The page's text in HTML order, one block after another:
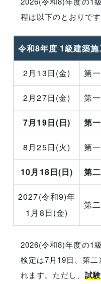
程は以下のとおりです
令和8年度 1級建築
2月13日(金) 第
2月27日(金) 第
7月19日(日) 第
8月25日(火) 第
10月18日(日) 第
2027(令和9)年
1月8日(金)
第
2026(令和8)年度の1
検定は7月19日、第
れます。ただし、試